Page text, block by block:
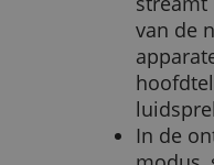
van de
In de